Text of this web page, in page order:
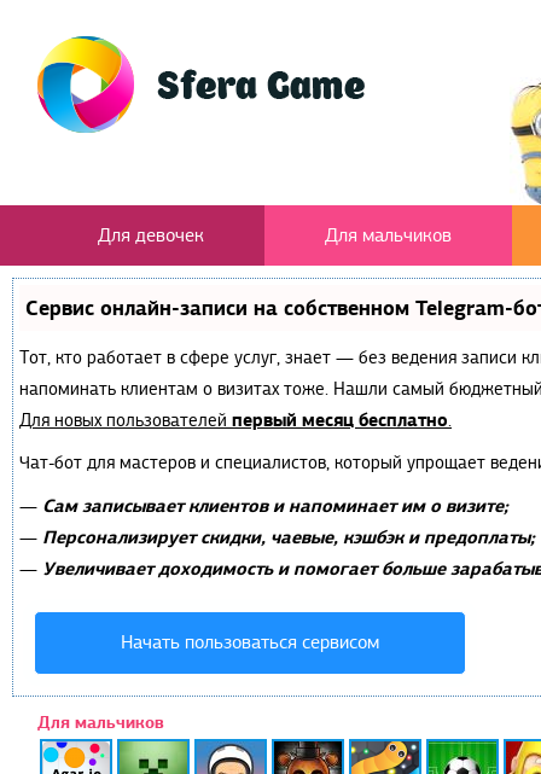
Для девочек Для мальчиков
Сервис онлайн-записи на собственном Telegram-
Тот, кто работает в сфере услуг, знает — без ведения записи
напоминать клиентам о визитах тоже. Нашли самый
Для новых пользователей первый месяц бесплатно.
Чат-бот для мастеров и специалистов, который упрощает
— Сам записывает клиентов и напоминает им о визите;
— Персонализирует скидки, чаевые, кэшбэк и предоплаты;
— Увеличивает доходимость и помогает больше
Начать пользоваться сервисом
Для мальчиков